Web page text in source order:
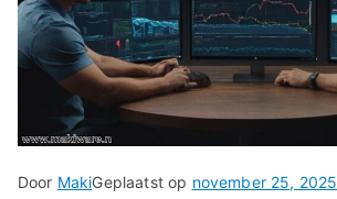
Door MakiGeplaatst op november 25, 2025